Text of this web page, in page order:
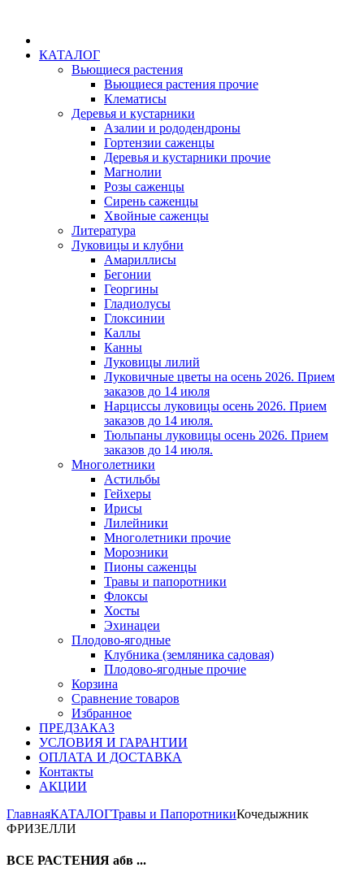
КАТАЛОГ
Вьющиеся растения
Вьющиеся растения прочие
Клематисы
Деревья и кустарники
Азалии и рододендроны
Гортензии саженцы
Деревья и кустарники прочие
Магнолии
Розы саженцы
Сирень саженцы
Хвойные саженцы
Литература
Луковицы и клубни
Амариллисы
Бегонии
Георгины
Гладиолусы
Глоксинии
Каллы
Канны
Луковицы лилий
Луковичные цветы на осень 2026. Прием
заказов до 14 июля
Нарциссы луковицы осень 2026. Прием
заказов до 14 июля.
Тюльпаны луковицы осень 2026. Прием
заказов до 14 июля.
Многолетники
Астильбы
Гейхеры
Ирисы
Лилейники
Многолетники прочие
Морозники
Пионы саженцы
Травы и папоротники
Флоксы
Хосты
Эхинацеи
Плодово-ягодные
Клубника (земляника садовая)
Плодово-ягодные прочие
Корзина
Сравнение товаров
Избранное
ПРЕДЗАКАЗ
УСЛОВИЯ И ГАРАНТИИ
ОПЛАТА И ДОСТАВКА
Контакты
АКЦИИ
ГлавнаяКАТАЛОГТравы и ПапоротникиКочедыжник
ФРИЗЕЛЛИ
ВСЕ РАСТЕНИЯ абв ...